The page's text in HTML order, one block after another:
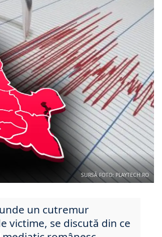
SURSĂ FOTO: PLAYTECH.RO
un cutremur
victime, se discută din ce